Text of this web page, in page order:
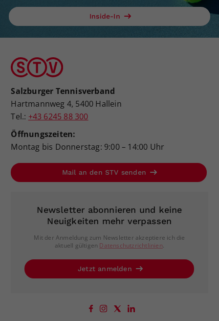
Inside-In
Salzburger Tennisverband
Hartmannweg 4, 5400 Hallein
Tel.: +43 6245 88 300
Öffnungszeiten:
Montag bis Donnerstag: 9:00 – 14:00 Uhr
Mail an den STV senden
Newsletter abonnieren und keine
Neuigkeiten mehr verpassen
Mit der Anmeldung zum Newsletter akzeptiere ich die
aktuell gültigen Datenschutzrichtlinien.
Jetzt anmelden